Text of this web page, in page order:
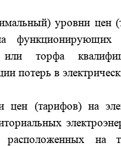
уровни цен
или торфа
потерь в
(тарифов) на
на